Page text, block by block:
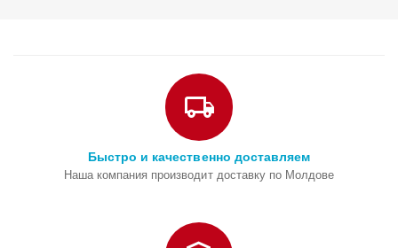
Быстро и качественно доставляем
Наша компания производит доставку по Молдове